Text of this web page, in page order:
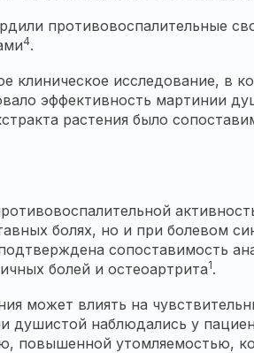
противовоспалительные
4.
клиническое исследование, в
эффективность мартинии
растения было
болях, но и при болевом
сопоставимость
болей и остеоартрита1.
может влиять на
душистой наблюдались у
повышенной утомляемостью,